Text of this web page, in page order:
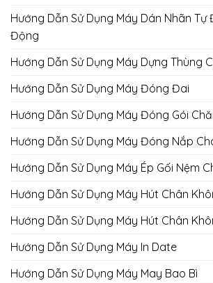
Hướng Dẫn Sử Dụng Máy Dán Nhãn
Động
Hướng Dẫn Sử Dụng Máy Dựng Thùng
Hướng Dẫn Sử Dụng Máy Đóng Đai
Hướng Dẫn Sử Dụng Máy Đóng Gói
Hướng Dẫn Sử Dụng Máy Đóng Nắp
Hướng Dẫn Sử Dụng Máy Ép Gối Nệm
Hướng Dẫn Sử Dụng Máy Hút Chân
Hướng Dẫn Sử Dụng Máy Hút Chân
Hướng Dẫn Sử Dụng Máy In Date
Hướng Dẫn Sử Dụng Máy May Bao Bì